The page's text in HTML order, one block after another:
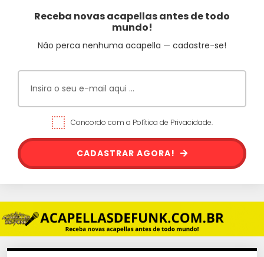
Receba novas acapellas antes de todo
mundo!
Não perca nenhuma acapella — cadastre-se!
Concordo com a Política de Privacidade.
CADASTRAR AGORA!